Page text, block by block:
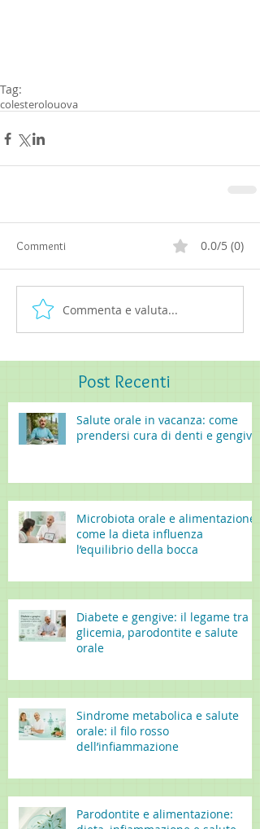
Tag:
colesterolouova
Commenti 0.0/5 (0)
Commenta e valuta...
Post Recenti
Salute orale in vacanza: come
prendersi cura di denti e gengive
Microbiota orale e alimentazione:
come la dieta influenza
l’equilibrio della bocca
Diabete e gengive: il legame tra
glicemia, parodontite e salute
orale
Sindrome metabolica e salute
orale: il filo rosso
dell’infiammazione
Parodontite e alimentazione: